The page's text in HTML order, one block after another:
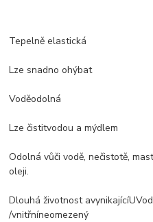
Tepelně elastická
Lze snadno ohýbat
Voděodolná
Lze čistitvodou a mýdlem
Odolná vůči vodě,nečistotě,
oleji.
Dlouhá životnost avynikajícíUV
/vnitřníneomezený